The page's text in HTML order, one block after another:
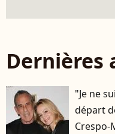
Dernières
"Je ne
départ
Crespo-